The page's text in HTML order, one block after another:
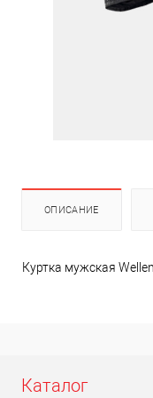
ОПИСАНИЕ
Куртка мужская
Каталог